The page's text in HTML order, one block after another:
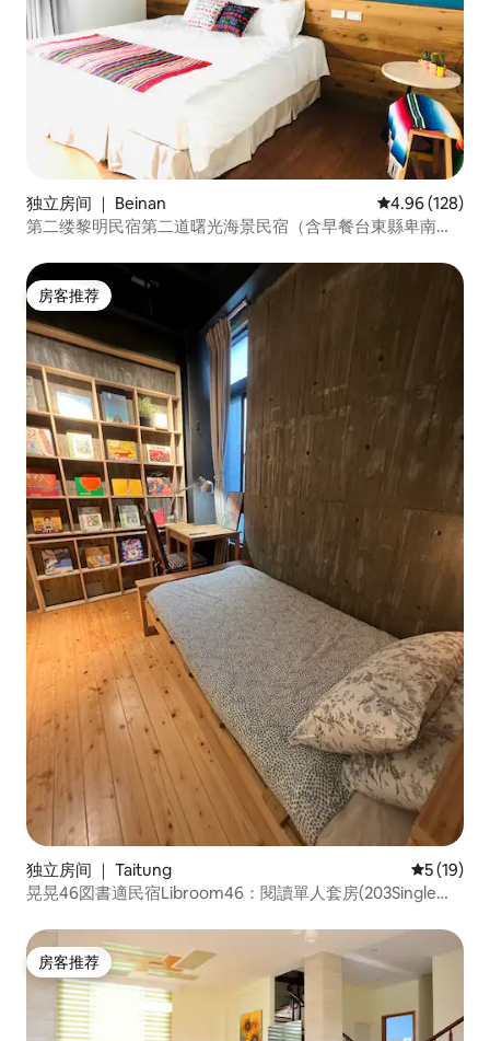
独立房间 ｜ Beinan 平均评分 4.96
4.96 (128)
第二缕黎明民宿第二道曙光海景民宿（含早餐台東縣卑南
房客推荐
房客推荐
独立房间 ｜ Taitung 平均评分
5 (19)
晃晃46図書適民宿Libroom46：閱讀單人套房(203Single
房客推荐
房客推荐